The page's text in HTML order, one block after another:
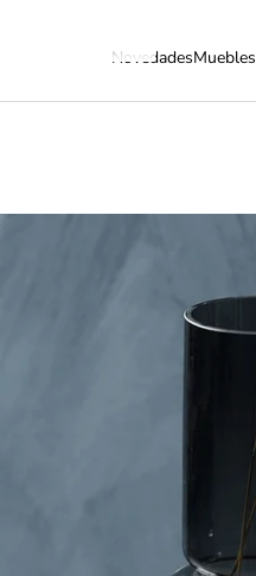
NovedadesMuebles